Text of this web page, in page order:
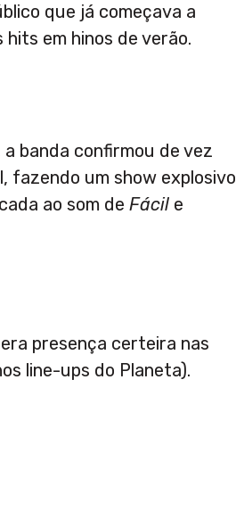
que já começava a
em hinos de verão.
banda confirmou de vez
fazendo um show explosivo
ao som deFácil e
presença certeira nas
line-ups do Planeta).